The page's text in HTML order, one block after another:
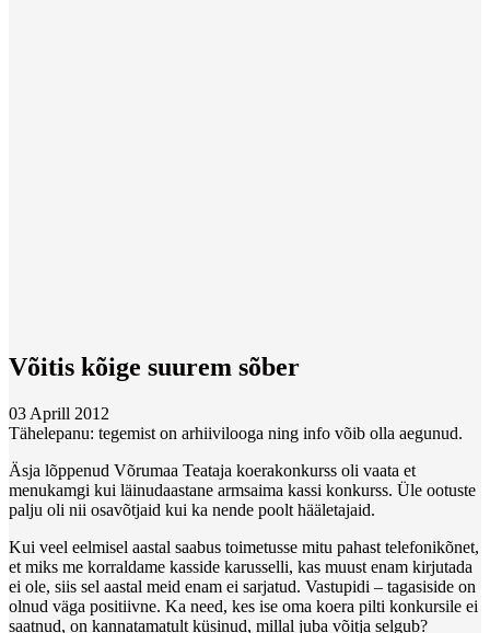
Võitis kõige suurem sõber
03 Aprill 2012
Tähelepanu: tegemist on arhiivilooga ning info võib olla aegunud.
Äsja lõppenud Võrumaa Teataja koerakonkurss oli vaata et
menukamgi kui läinudaastane armsaima kassi konkurss. Üle ootuste
palju oli nii osavõtjaid kui ka nende poolt hääletajaid.
Kui veel eelmisel aastal saabus toimetusse mitu pahast telefonikõnet,
et miks me korraldame kasside karusselli, kas muust enam kirjutada
ei ole, siis sel aastal meid enam ei sarjatud. Vastupidi – tagasiside on
olnud väga positiivne. Ka need, kes ise oma koera pilti konkursile ei
saatnud, on kannatamatult küsinud, millal juba võitja selgub?